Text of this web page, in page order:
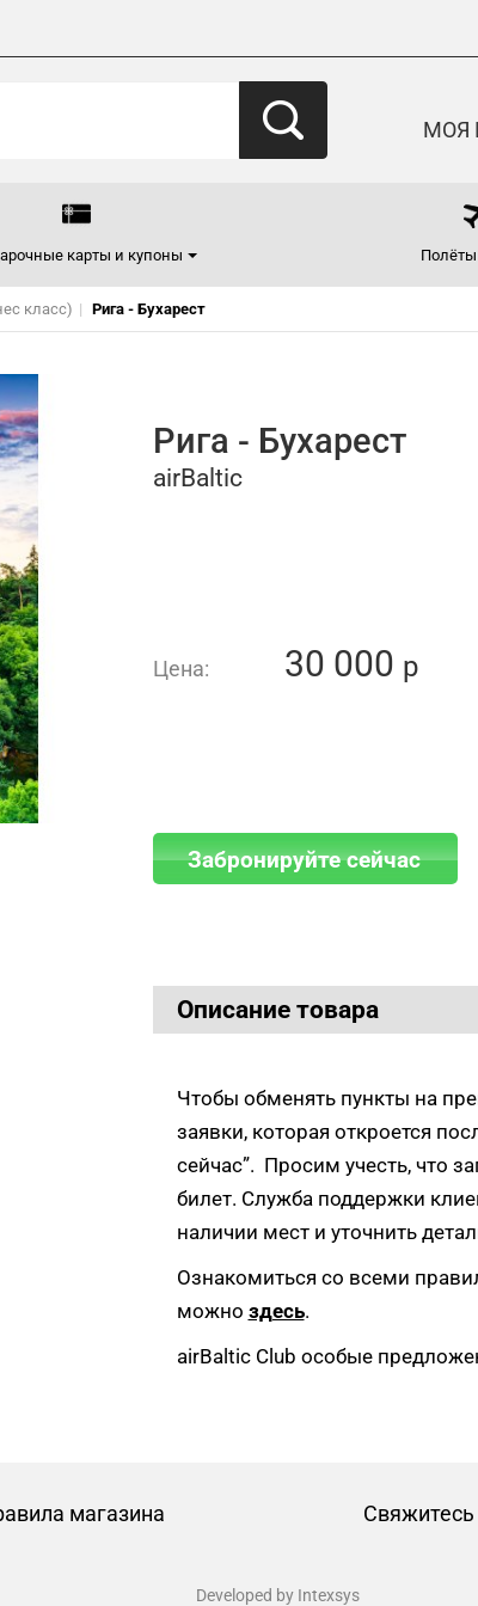
МОЯ
карты и купоны
класс) Рига - Бухарест
Рига - Бухарест
airBaltic
Цена: 30 000 p
Забронируйте сейчас
Описание товара
Чтобы обменять пункты на
заявки, которая откроется
сейчас”. Просим учесть, что
билет. Служба поддержки
наличии мест и уточнить
Ознакомиться со всеми
можно здесь.
airBaltic Club особые
магазина
Developed by Intexsys